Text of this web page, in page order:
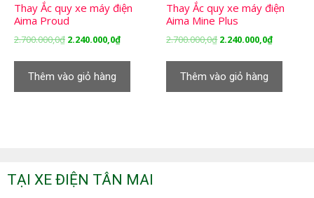
Thay Ắc quy xe máy điện
Aima Proud
2.700.000,0₫ Giá
2.700.000,0₫.
2.240.000,0₫Giá
2.240.000,0₫.
Thêm vào giỏ hàng
Thay Ắc quy xe máy điện
Aima Mine Plus
2.700.000,0₫ Giá
2.700.000,0₫.
2.240.000,0₫Giá
Thêm vào giỏ hàng
TẠI XE ĐIỆN TÂN MAI